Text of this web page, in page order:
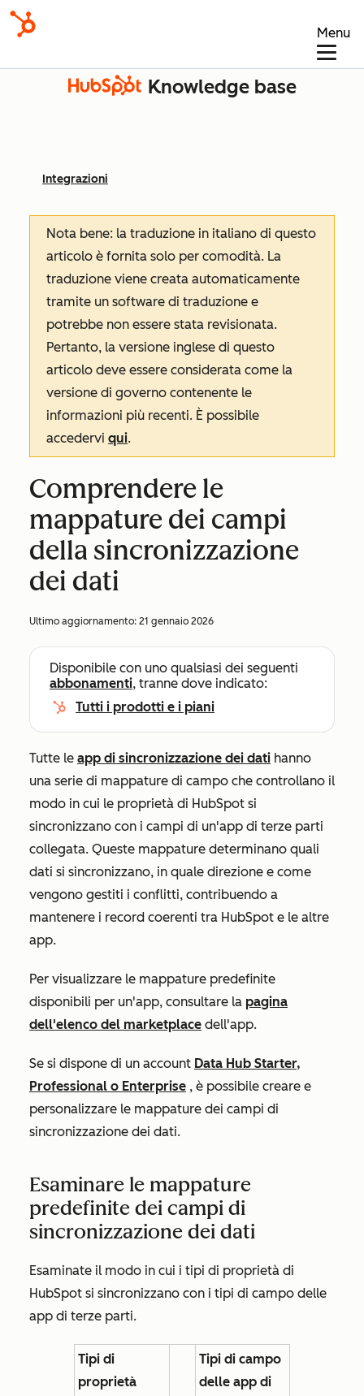
Menu
Knowledge base
Integrazioni
Nota bene: la traduzione in italiano di questo
articolo è fornita solo per comodità. La
traduzione viene creata automaticamente
tramite un software di traduzione e
potrebbe non essere stata revisionata.
Pertanto, la versione inglese di questo
articolo deve essere considerata come la
versione di governo contenente le
informazioni più recenti. È possibile
accedervi qui.
Comprendere le
mappature dei campi
della sincronizzazione
dei dati
Ultimo aggiornamento: 21 gennaio 2026
Disponibile con uno qualsiasi dei seguenti
abbonamenti, tranne dove indicato:
Tutti i prodotti e i piani
Tutte le app di sincronizzazione dei dati hanno
una serie di mappature di campo che controllano il
modo in cui le proprietà di HubSpot si
sincronizzano con i campi di un'app di terze parti
collegata. Queste mappature determinano quali
dati si sincronizzano, in quale direzione e come
vengono gestiti i conflitti, contribuendo a
mantenere i record coerenti tra HubSpot e le altre
app.
Per visualizzare le mappature predefinite
disponibili per un'app, consultare la pagina
dell'elenco del marketplace dell'app.
Se si dispone di un account Data Hub Starter,
Professional o Enterprise , è possibile creare e
personalizzare le mappature dei campi di
sincronizzazione dei dati.
Esaminare le mappature
predefinite dei campi di
sincronizzazione dei dati
Esaminate il modo in cui i tipi di proprietà di
HubSpot si sincronizzano con i tipi di campo delle
app di terze parti.
Tipi di
proprietà
Tipi di campo
delle app di